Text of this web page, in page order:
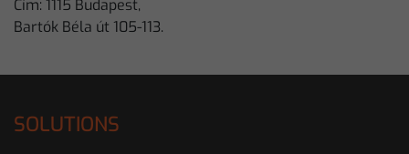
Cím: 1115 Budapest,
Bartók Béla út 105-113.
SOLUTIONS